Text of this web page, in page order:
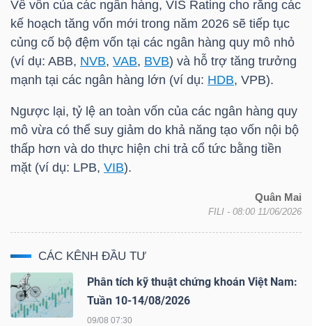
Về vốn của các ngân hàng, VIS Rating cho rằng các
kế hoạch tăng vốn mới trong năm 2026 sẽ tiếp tục
củng cố bộ đệm vốn tại các ngân hàng quy mô nhỏ
(ví dụ: ABB, NVB, VAB, BVB) và hỗ trợ tăng trưởng
mạnh tại các ngân hàng lớn (ví dụ: HDB, VPB).
Ngược lại, tỷ lệ an toàn vốn của các ngân hàng quy
mô vừa có thể suy giảm do khả năng tạo vốn nội bộ
thấp hơn và do thực hiện chi trả cổ tức bằng tiền
mặt (ví dụ: LPB, VIB).
Quân Mai
FILI - 08:00 11/06/2026
CÁC KÊNH ĐẦU TƯ
Phân tích kỹ thuật chứng khoán Việt Nam:
Tuần 10-14/08/2026
09/08 07:30
TÀI
CHÍNH
CÔNG
NGHỆ
THÔNG
DỊCH
VỤ
TRUYỀN